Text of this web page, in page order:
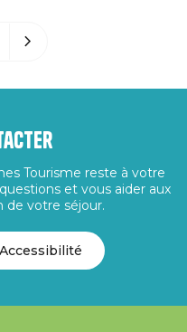
Tourisme reste à votre
et vous aider aux
de votre séjour.
Accessibilité